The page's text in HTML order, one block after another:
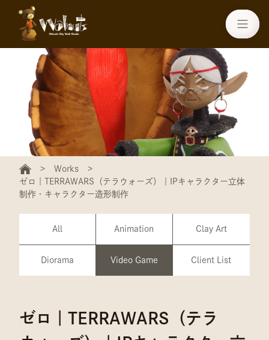
Works
ゼロ｜TERRAWARS（テラウォーズ）｜IPキャラクター立体
制作・キャラクター造形制作
All Animation Clay Art
Diorama Video Game Client List
ゼロ｜TERRAWARS（テラ